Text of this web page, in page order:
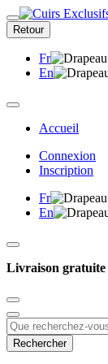
Retour
Fr
En
Accueil
Connexion
Inscription
Fr
En
Livraison gratuite
Rechercher